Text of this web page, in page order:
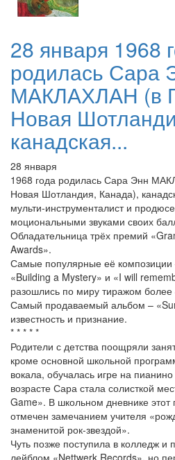
28 января 1968
родилась Сара
МАКЛАХЛАН (в
Новая
канадская...
28 января
1968 года родилась Сара Энн
Новая Шотландия, Канада),
мульти-инструменталист и
моциональными звуками своих
Обладательница трёх премий
Awards».
Самые популярные её композиции
«Building a Mystery» и «I will
разошлись по миру тиражом
Самый продаваемый альбом –
известность и признание.
* * * * *
Родители с детства поощряли
кроме основной школьной
вокала, обучалась игре на
возрасте Сара стала солисткой
Game». В школьном дневнике
отмечен замечанием учителя
знаменитой рок-звездой».
Чуть позже поступила в колледж и
лейблом «Nettwerk Records», но